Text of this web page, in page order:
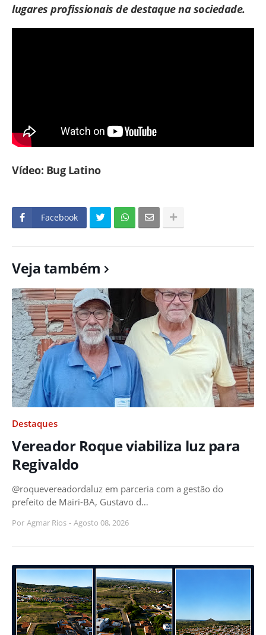
lugares profissionais de destaque na sociedade.
Vídeo: Bug Latino
Facebook
Veja também
Destaques
Vereador Roque viabiliza luz para
Regivaldo
@roquevereadordaluz em parceria com a gestão do
prefeito de Mairi-BA, Gustavo d…
Por Agmar Rios - Agosto 08, 2026